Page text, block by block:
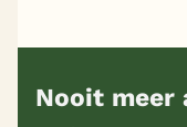
Nooit meer